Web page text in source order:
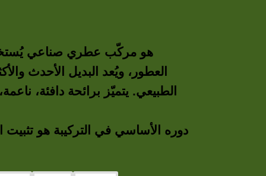
هو مركّب عطري صناعي
العطور، ويُعد البديل الأحدث
الطبيعي. يتميّز برائحة دافئة،
دوره الأساسي في التركيبة هو